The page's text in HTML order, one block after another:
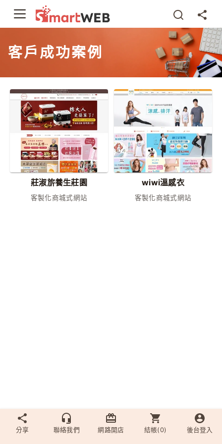
客戶成功案例
莊淑旂養生莊園
客製化商城式網站
wiwi溫感衣
客製化商城式網站
分享 聯絡我們 網路開店 結帳(0) 後台登入